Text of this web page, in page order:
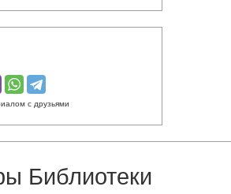
с друзьями
Библиотеки